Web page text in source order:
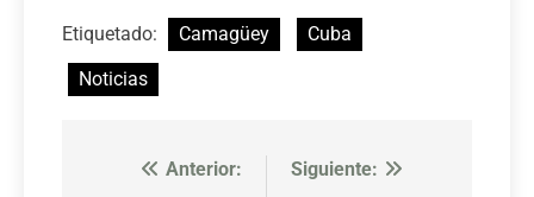
Etiquetado: Camagüey
Cuba
Noticias
Navegación
Anterior:
Siguiente: